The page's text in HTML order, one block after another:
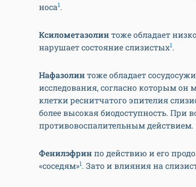
носа1.
Ксилометазолинтоже обладает
нарушает состояние слизистых1.
Нафазолинтоже обладает
исследования, согласно которым он
клетки реснитчатого эпителия
более высокая биодоступность. При
противовоспалительным действием.
Фенилэфринпо действию и его
«соседям»1. Зато и влияния на